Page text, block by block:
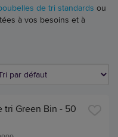
de tri standards ou
à vos besoins et à
tri Green Bin - 50